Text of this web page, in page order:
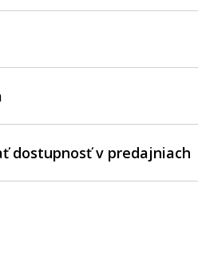
dostupnosť v predajniach